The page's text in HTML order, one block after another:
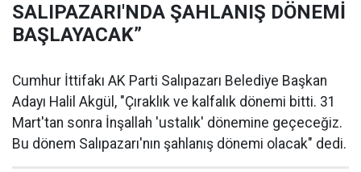
SALIPAZARI'NDA ŞAHLANIŞ DÖNEMİ
BAŞLAYACAK”
Cumhur İttifakı AK Parti Salıpazarı Belediye Başkan
Adayı Halil Akgül, "Çıraklık ve kalfalık dönemi bitti. 31
Mart'tan sonra İnşallah 'ustalık' dönemine geçeceğiz.
Bu dönem Salıpazarı'nın şahlanış dönemi olacak" dedi.